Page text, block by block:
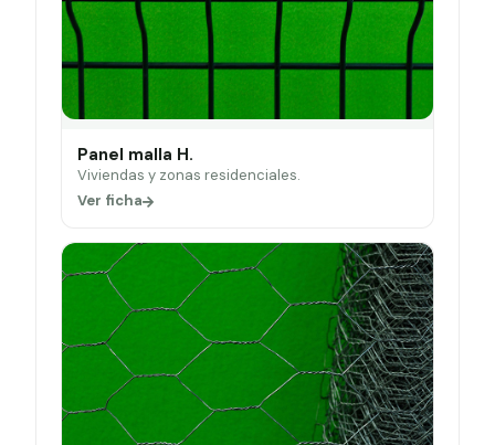
Panel malla H.
Viviendas y zonas residenciales.
Ver ficha